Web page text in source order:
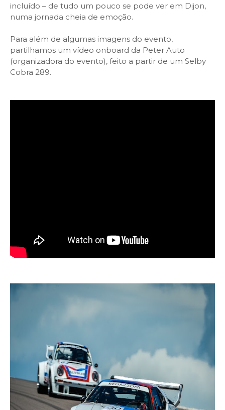
incluído – de tudo um pouco se pode ver em Dijon,
numa jornada cheia de emoção.
Para além de algumas imagens do evento,
partilhamos um vídeo onboard da Peter Auto
(organizadora do evento), feito a partir de um Selby
Cobra 289.